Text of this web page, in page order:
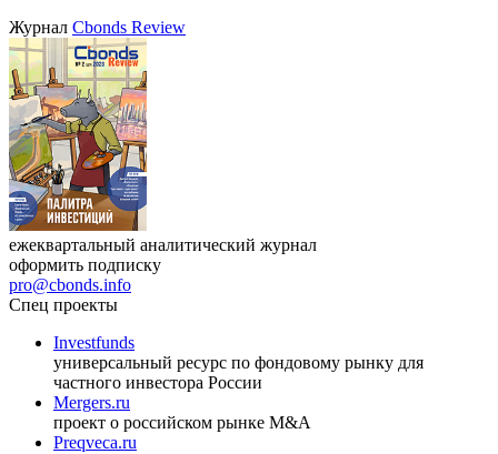
Журнал Cbonds Review
ежеквартальный аналитический журнал
оформить подписку
pro@cbonds.info
Спец проекты
Investfunds
универсальный ресурс по фондовому рынку для
частного инвестора России
Mergers.ru
проект о российском рынке M&A
Preqveca.ru